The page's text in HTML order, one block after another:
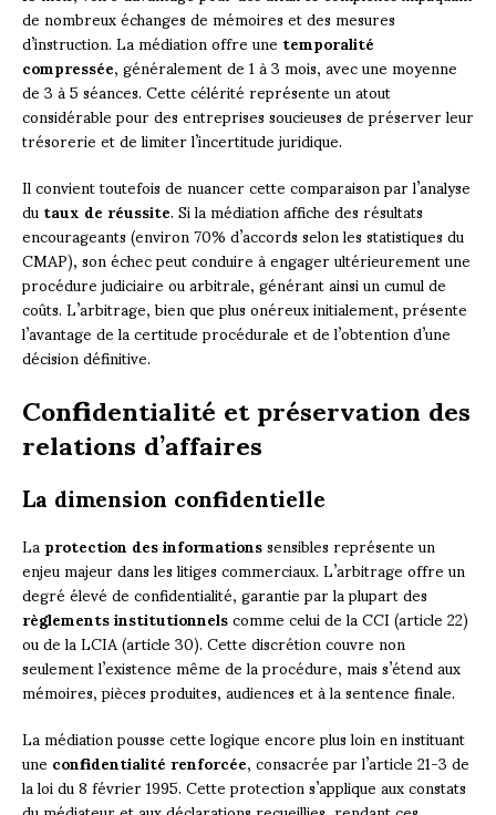
de nombreux échanges de mémoires et des mesures
d’instruction. La médiation offre unetemporalité
compressée, généralement de 1 à 3 mois, avec une moyenne
de 3 à 5 séances. Cette célérité représente un atout
considérable pour des entreprises soucieuses de préserver leur
trésorerie et de limiter l’incertitude juridique.
Il convient toutefois de nuancer cette comparaison par l’analyse
dutaux de réussite. Si la médiation affiche des résultats
encourageants (environ 70% d’accords selon les statistiques du
CMAP), son échec peut conduire à engager ultérieurement une
procédure judiciaire ou arbitrale, générant ainsi un cumul de
coûts. L’arbitrage, bien que plus onéreux initialement, présente
l’avantage de la certitude procédurale et de l’obtention d’une
décision définitive.
Confidentialité et préservation des
relations d’affaires
La dimension confidentielle
Laprotection des informationssensibles représente un
enjeu majeur dans les litiges commerciaux. L’arbitrage offre un
degré élevé de confidentialité, garantie par la plupart des
règlements institutionnelscomme celui de la CCI (article 22)
ou de la LCIA (article 30). Cette discrétion couvre non
seulement l’existence même de la procédure, mais s’étend aux
mémoires, pièces produites, audiences et à la sentence finale.
La médiation pousse cette logique encore plus loin en instituant
uneconfidentialité renforcée, consacrée par l’article 21-3 de
la loi du 8 février 1995. Cette protection s’applique aux constats